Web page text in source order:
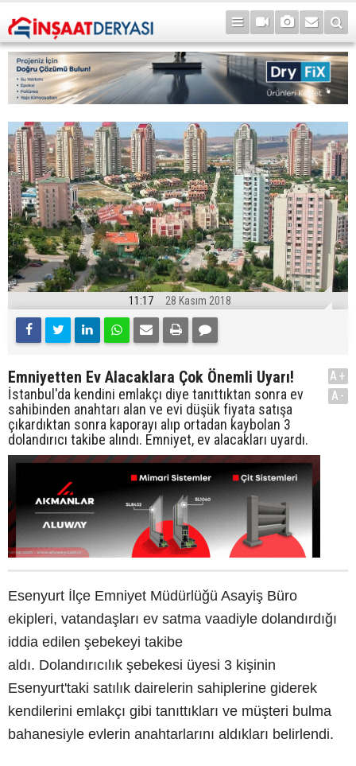
11:17 28 Kasım 2018
Emniyetten Ev Alacaklara Çok Önemli Uyarı!
İstanbul'da kendini emlakçı diye tanıttıktan sonra ev
sahibinden anahtarı alan ve evi düşük fiyata satışa
çıkardıktan sonra kaporayı alıp ortadan kaybolan 3
dolandırıcı takibe alındı. Emniyet, ev alacakları uyardı.
A+
A-
Esenyurt İlçe Emniyet Müdürlüğü Asayiş Büro
ekipleri, vatandaşları ev satma vaadiyle dolandırdığı
iddia edilen şebekeyi takibe
aldı. Dolandırıcılık şebekesi üyesi 3 kişinin
Esenyurt'taki satılık dairelerin sahiplerine giderek
kendilerini emlakçı gibi tanıttıkları ve müşteri bulma
bahanesiyle evlerin anahtarlarını aldıkları belirlendi.